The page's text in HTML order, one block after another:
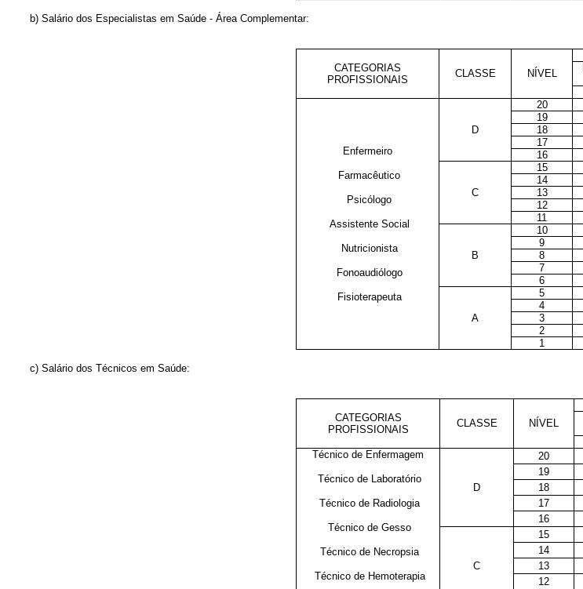
b) Salário dos Especialistas em Saúde - Área Complementar:
CATEGORIAS
PROFISSIONAIS
CLASSE NÍVEL
Enfermeiro
Farmacêutico
Psicólogo
Assistente Social
Nutricionista
Fonoaudiólogo
Fisioterapeuta
D
20
19
18
17
16
C
15
14
13
12
11
B
10
9
8
7
6
A
5
4
3
2
1
c) Salário dos Técnicos em Saúde:
CATEGORIAS
PROFISSIONAIS
CLASSE NÍVEL
Técnico de Enfermagem
Técnico de Laboratório
Técnico de Radiologia
Técnico de Gesso
Técnico de Necropsia
Técnico de Hemoterapia
D
20
19
18
17
16
C
15
14
13
12